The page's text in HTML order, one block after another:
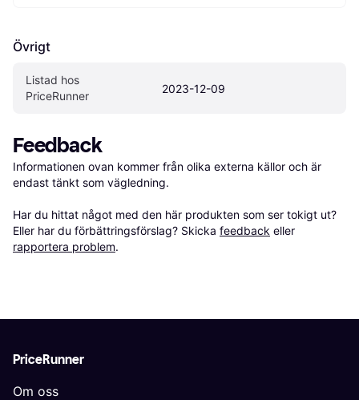
Övrigt
Listad hos
PriceRunner
2023-12-09
Feedback
Informationen ovan kommer från olika externa källor och är
endast tänkt som vägledning.
Har du hittat något med den här produkten som ser tokigt ut?
Eller har du förbättringsförslag? Skicka feedback eller
rapportera problem.
PriceRunner
Om oss